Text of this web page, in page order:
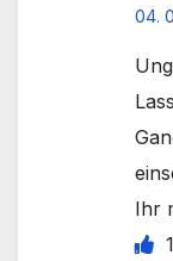
04.
Ihr